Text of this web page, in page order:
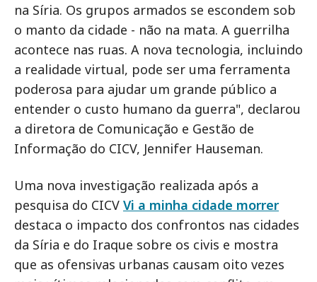
na Síria. Os grupos armados se escondem sob
o manto da cidade - não na mata. A guerrilha
acontece nas ruas. A nova tecnologia, incluindo
a realidade virtual, pode ser uma ferramenta
poderosa para ajudar um grande público a
entender o custo humano da guerra", declarou
a diretora de Comunicação e Gestão de
Informação do CICV, Jennifer Hauseman.
Uma nova investigação realizada após a
pesquisa do CICV Vi a minha cidade morrer
destaca o impacto dos confrontos nas cidades
da Síria e do Iraque sobre os civis e mostra
que as ofensivas urbanas causam oito vezes